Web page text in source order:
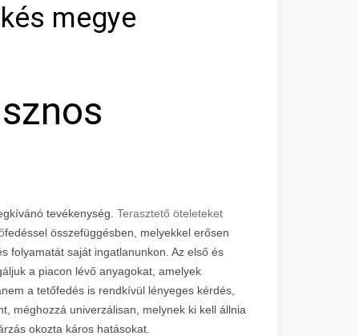
megye
tevékenység. Terasztető öteleteket
fedéssel összefüggésben, melyekkel erősen
folyamatát saját ingatlanunkon. Az első és
a piacon lévő anyagokat, amelyek
a tetőfedés is rendkívül lényeges kérdés,
méghozzá univerzálisan, melynek ki kell állnia
okozta káros hatásokat.